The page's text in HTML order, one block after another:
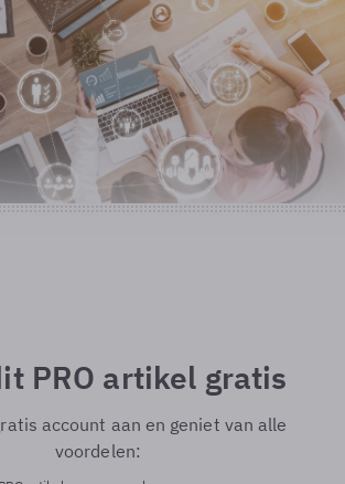
PRO artikel gratis
account aan en geniet van alle
voordelen: